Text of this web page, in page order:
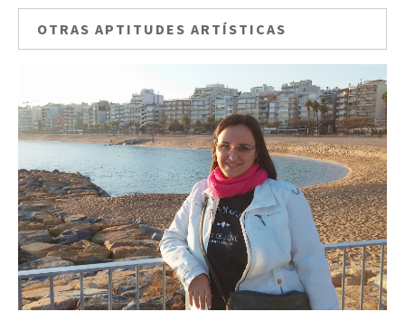
OTRAS APTITUDES ARTÍSTICAS